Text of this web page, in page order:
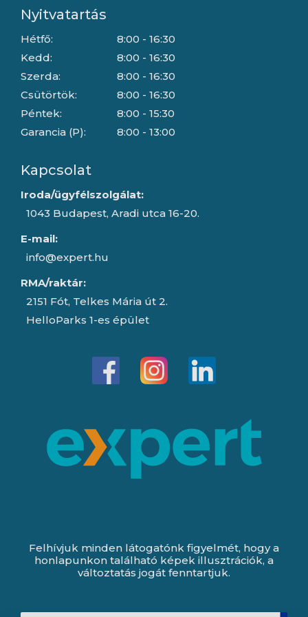
Nyitvatartás
Hétfő:
Kedd:
Szerda:
Csütörtök:
Péntek:
Garancia (P):
8:00 - 16:30
8:00 - 16:30
8:00 - 16:30
8:00 - 16:30
8:00 - 15:30
8:00 - 13:00
Kapcsolat
Iroda/ügyfélszolgálat:
1043 Budapest, Aradi utca 16-20.
E-mail:
info@expert.hu
RMA/raktár:
2151 Fót, Telkes Mária út 2.
HelloParks 1-es épület
Felhívjuk minden látogatónk figyelmét, hogy a
honlapunkon található képek illusztrációk, a
változtatás jogát fenntartjuk.